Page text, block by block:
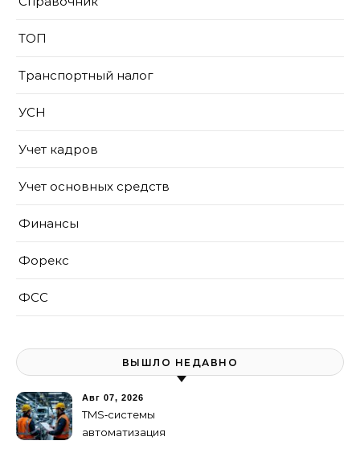
ТОП
Транспортный налог
УСН
Учет кадров
Учет основных средств
Финансы
Форекс
ФСС
ВЫШЛО НЕДАВНО
Авг 07, 2026
TMS‑системы
автоматизация